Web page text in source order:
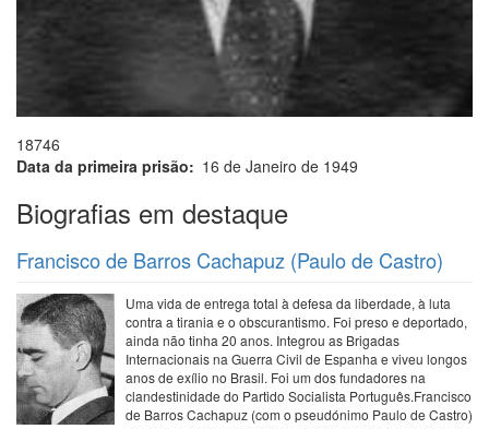
18746
Data da primeira prisão
16 de Janeiro de 1949
Biografias em destaque
Francisco de Barros Cachapuz (Paulo de Castro)
Uma vida de entrega total à defesa da liberdade, à luta
contra a tirania e o obscurantismo. Foi preso e deportado,
ainda não tinha 20 anos. Integrou as Brigadas
Internacionais na Guerra Civil de Espanha e viveu longos
anos de exílio no Brasil. Foi um dos fundadores na
clandestinidade do Partido Socialista Português.Francisco
de Barros Cachapuz (com o pseudónimo Paulo de Castro)